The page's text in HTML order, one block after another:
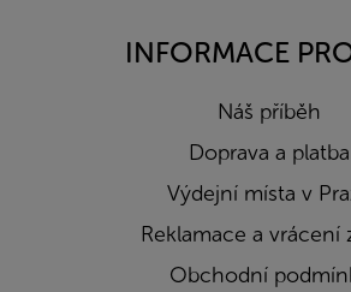
INFORMACE
Náš příběh
Doprava a platba
Výdejní místa v
Reklamace a vrácení
Obchodní